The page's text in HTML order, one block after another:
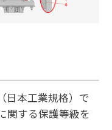
日本工業規格）で
関する保護等級を